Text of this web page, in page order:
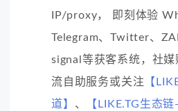
IP/proxy， 即刻体验
Telegram、Twitter、
signal等获客系统，社媒
流自助服务或关注 【
道】 、
【LIKE.TG生态